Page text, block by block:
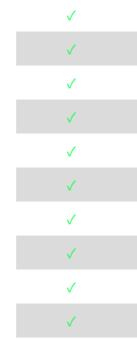
✓
✓
✓
✓
✓
✓
✓
✓
✓
✓